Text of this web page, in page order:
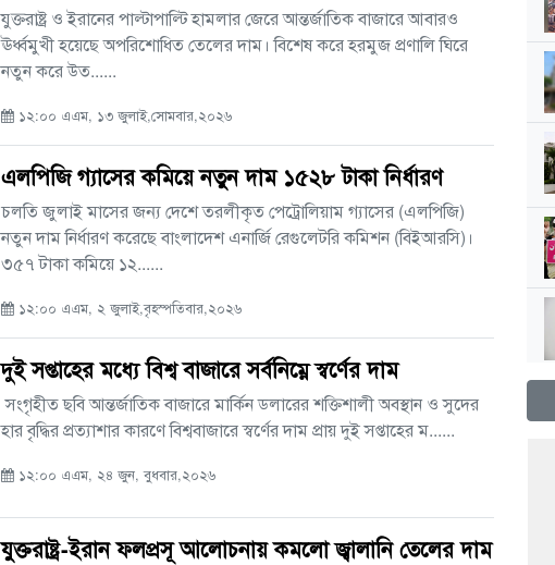
যুক্তরাষ্ট্র ও ইরানের পাল্টাপাল্টি হামলার জেরে আন্তর্জাতিক বাজারে আবারও
ঊর্ধ্বমুখী হয়েছে অপরিশোধিত তেলের দাম। বিশেষ করে হরমুজ প্রণালি ঘিরে
নতুন করে উত......
১২:০০ এএম, ১৩ জুলাই,সোমবার,২০২৬
এলপিজি গ্যাসের কমিয়ে নতুন দাম ১৫২৮ টাকা নির্ধারণ
চলতি জুলাই মাসের জন্য দেশে তরলীকৃত পেট্রোলিয়াম গ্যাসের (এলপিজি)
নতুন দাম নির্ধারণ করেছে বাংলাদেশ এনার্জি রেগুলেটরি কমিশন (বিইআরসি)।
৩৫৭ টাকা কমিয়ে ১২......
১২:০০ এএম, ২ জুলাই,বৃহস্পতিবার,২০২৬
দুই সপ্তাহের মধ্যে বিশ্ব বাজারে সর্বনিম্নে স্বর্ণের দাম
সংগৃহীত ছবি আন্তর্জাতিক বাজারে মার্কিন ডলারের শক্তিশালী অবস্থান ও সুদের
হার বৃদ্ধির প্রত্যাশার কারণে বিশ্ববাজারে স্বর্ণের দাম প্রায় দুই সপ্তাহের ম......
১২:০০ এএম, ২৪ জুন, বুধবার,২০২৬
যুক্তরাষ্ট্র-ইরান ফলপ্রসূ আলোচনায় কমলো জ্বালানি তেলের দাম